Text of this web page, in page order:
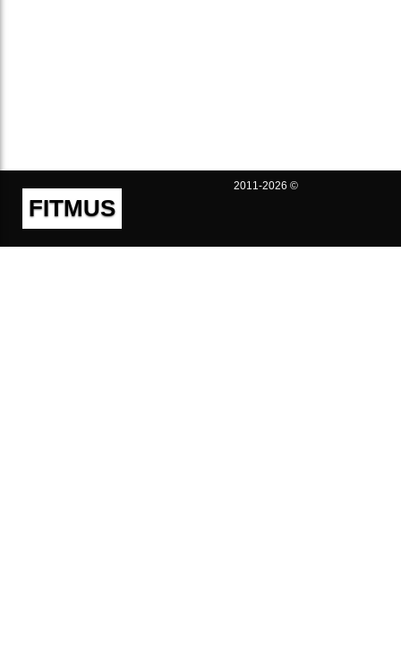
FITMUS
2011-2026 ©